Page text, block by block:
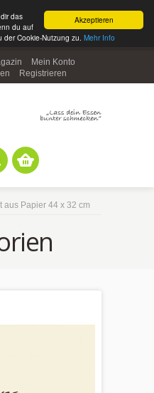
Akzeptieren
das
du auf
der Cookie-Nutzung zu. Mehr Info
Mein Konto
Registrieren
aus Papier 44 x 32 cm